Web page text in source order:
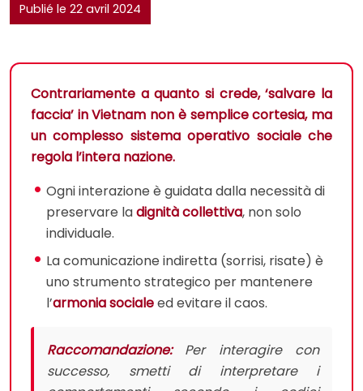
Publié le 22 avril 2024
Contrariamente a quanto si crede, ‘salvare la
faccia’ in Vietnam non è semplice cortesia, ma
un complesso sistema operativo sociale che
regola l’intera nazione.
Ogni interazione è guidata dalla necessità di
preservare ladignità collettiva, non solo
individuale.
La comunicazione indiretta (sorrisi, risate) è
uno strumento strategico per mantenere
l’armonia socialeed evitare il caos.
Raccomandazione:Per interagire con
successo, smetti di interpretare i